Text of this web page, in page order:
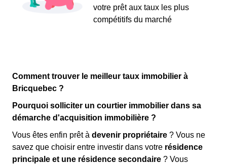
votre prêt aux taux les plus
compétitifs du marché
Comment trouver le meilleur taux immobilier à
Bricquebec ?
Pourquoi solliciter un courtier immobilier dans sa
démarche d'acquisition immobilière ?
Vous êtes enfin prêt à devenir propriétaire ? Vous ne
savez que choisir entre investir dans votre résidence
principale et une résidence secondaire ? Vous